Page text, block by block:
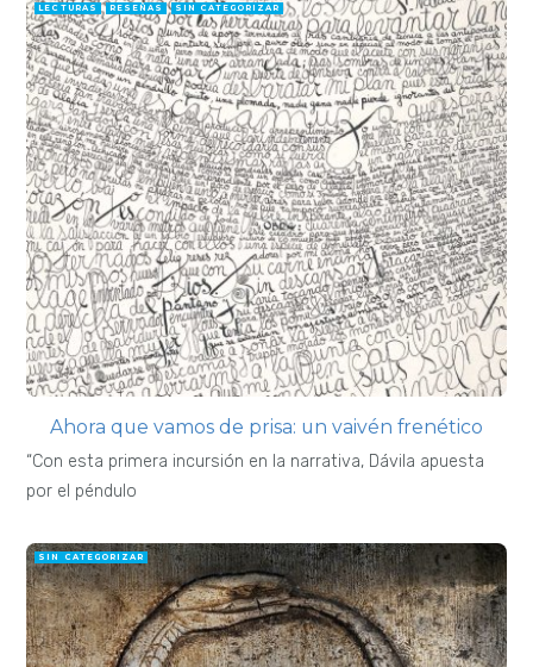
LECTURAS RESEÑAS SIN CATEGORIZAR
Ahora que vamos de prisa: un vaivén frenético
“Con esta primera incursión en la narrativa, Dávila apuesta
por el péndulo
SIN CATEGORIZAR